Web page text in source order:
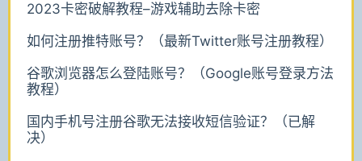
2023卡密破解教程–游戏辅助去除卡密
如何注册推特账号？（最新Twitter账号注册教程）
谷歌浏览器怎么登陆账号？（Google账号登录方法
教程）
国内手机号注册谷歌无法接收短信验证？（已解
决）